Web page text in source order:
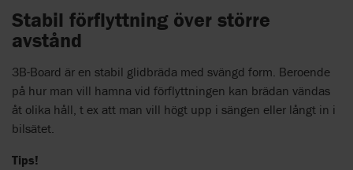
Stabil förflyttning över större
avstånd
3B-Board är en stabil glidbräda med svängd form. Beroende
på hur man vill hamna vid förflyttningen kan brädan vändas
åt olika håll, t ex att man vill högt upp i sängen eller långt in i
bilsätet.
Tips!